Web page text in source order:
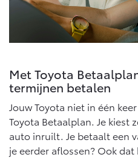
Proace Max (excl. BTW)
OOK ALS BATTERIJ-
Vanaf € 46.301,-
Met Toyota
termijnen betalen
Jouw Toyota niet in één
Toyota Betaalplan. Je kiest
auto inruilt. Je betaalt een
je eerder aflossen? Ook dat